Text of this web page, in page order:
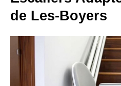
de Les-Boyers